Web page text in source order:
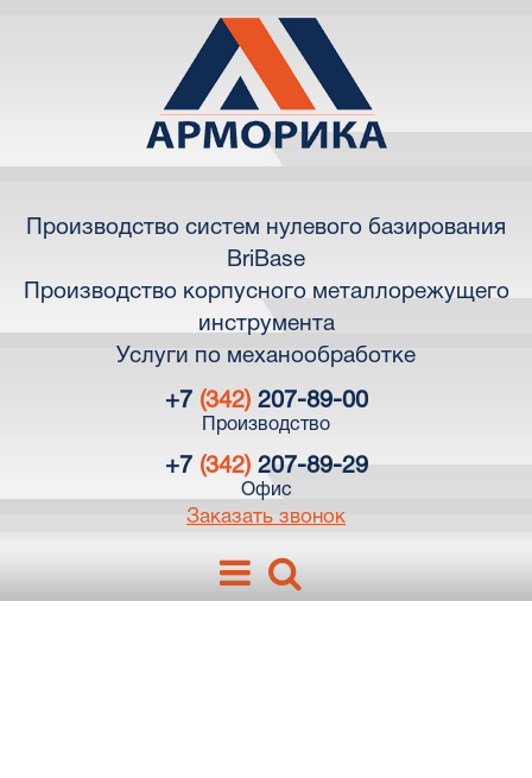
Производство систем нулевого базирования
BriBase
Производство корпусного металлорежущего
инструмента
Услуги по механообработке
+7 (342)207-89-00
Производство
+7 (342)207-89-29
Офис
Заказать звонок